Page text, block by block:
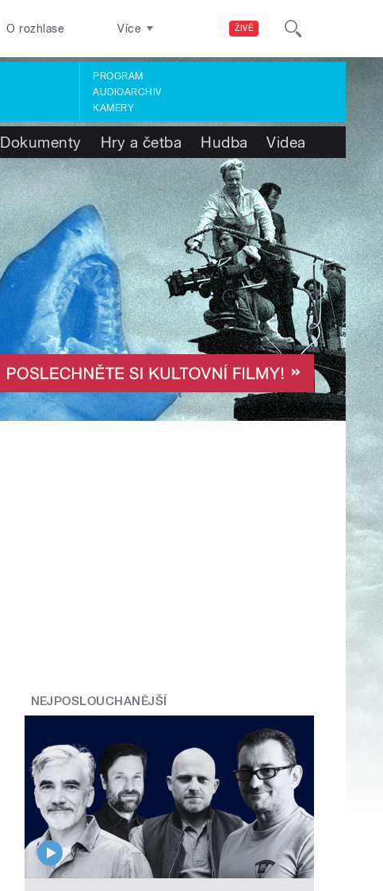
ŽIVĚ
O rozhlase Více
PROGRAM
AUDIOARCHIV
KAMERY
Dokumenty Hry a četba Hudba Videa
NEJPOSLOUCHANĚJŠÍ